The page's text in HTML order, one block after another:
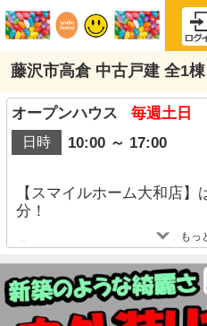
藤沢市高倉 中古戸建 全1棟
オープンハウス 毎週土日
日時 10:00 ～ 17:00
【スマイルホーム大和店
分！
◆～スマイルホームは大和
大和市・藤沢市に重点を置
ルホーム大和店」だからこ
を多数取り扱っております
もっ